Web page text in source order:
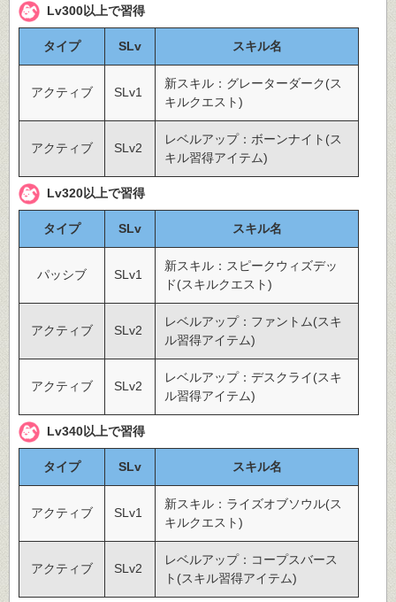
Lv300以上で習得
タイプ SLv スキル名
アクティブ SLv1
新スキル：グレーターダーク(ス
キルクエスト)
アクティブ SLv2
レベルアップ：ボーンナイト(ス
キル習得アイテム)
Lv320以上で習得
タイプ SLv スキル名
パッシブ SLv1
新スキル：スピークウィズデッ
ド(スキルクエスト)
アクティブ SLv2
レベルアップ：ファントム(スキ
ル習得アイテム)
アクティブ SLv2
レベルアップ：デスクライ(スキ
ル習得アイテム)
Lv340以上で習得
タイプ SLv スキル名
アクティブ SLv1
新スキル：ライズオブソウル(ス
キルクエスト)
アクティブ SLv2
レベルアップ：コープスバース
ト(スキル習得アイテム)